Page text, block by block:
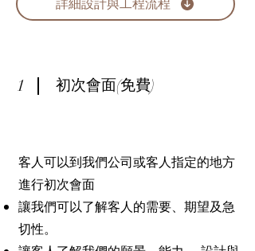
1 初次會面(免費)
客人可以到我們公司或客人指定的地方
進行初次會面
讓我們可以了解客人的需要、期望及急
切性。